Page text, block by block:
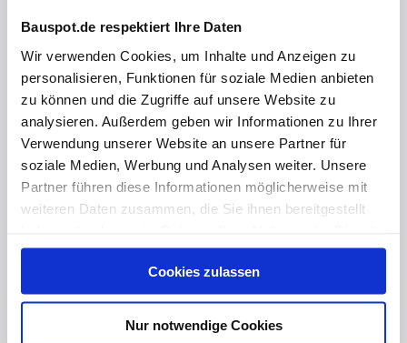
Bauspot.de respektiert Ihre Daten
Wir verwenden Cookies, um Inhalte und Anzeigen zu
personalisieren, Funktionen für soziale Medien anbieten
zu können und die Zugriffe auf unsere Website zu
analysieren. Außerdem geben wir Informationen zu Ihrer
Verwendung unserer Website an unsere Partner für
soziale Medien, Werbung und Analysen weiter. Unsere
Partner führen diese Informationen möglicherweise mit
weiteren Daten zusammen, die Sie ihnen bereitgestellt
gesammelt haben. Hier finden Sie Informationen zum
und unserImpressum.
Cookies zulassen
Nur notwendige Cookies
vor 5 Monaten
Wandnischen als Gestaltungselement